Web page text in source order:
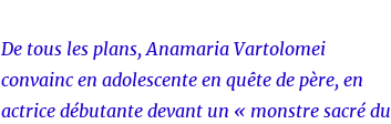
De tous les plans, Anamaria Vartolomei
convainc en adolescente en quête de père, en
actrice débutante devant un « monstre sacré du